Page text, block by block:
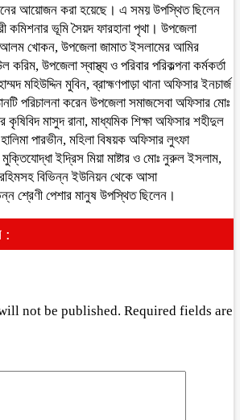
আয়োজন করা হয়েছে। এ সময় উপস্থিত ছিলেন
কমিশনার ভূমি সৈয়দ ফারহানা পৃথা। উপজেলা
আলম খোকন, উপজেলা জামাত ইসলামের আমির
করিম, উপজেলা স্বাস্থ্য ও পরিবার পরিকল্পনা কর্মকর্তা
মহিউদ্দিন মুবিন, ব্রাহ্মণপাড়া থানা অফিসার ইনচার্জ
পরিচালনা করেন উপজেলা সমাজসেবা অফিসার মোঃ
মাসুদ রানা, মাধ্যমিক শিক্ষা অফিসার শহীদুল
পারভীন, মহিলা বিষয়ক অফিসার লুৎফা
মুক্তিযোদ্ধা ইদ্রিস মিয়া মাষ্টার ও মোঃ নুরুল ইসলাম,
বিভিন্ন ইউনিয়ন থেকে আসা
শ্রেণী পেশার মানুষ উপস্থিত ছিলেন।
:
not be published. Required fields are